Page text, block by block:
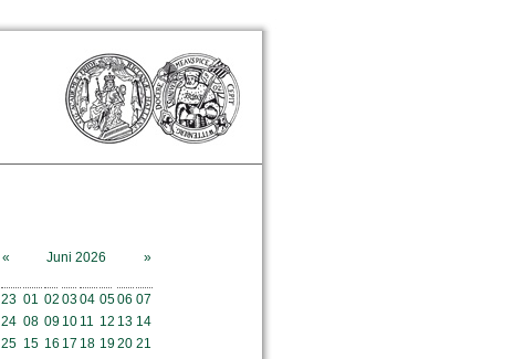
« Juni 2026
»
23 01 02 0304 0506 07
24 08 09 10 11 12 13 14
25 15 16 17 18 1920 21